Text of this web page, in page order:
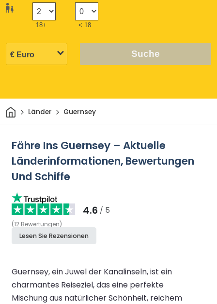
18+ < 18
Suche
HeimLänder Guernsey
Fähre Ins Guernsey – Aktuelle
Länderinformationen, Bewertungen
Und Schiffe
4.6 / 5
(12 Bewertungen)
Lesen Sie Rezensionen
Guernsey, ein Juwel der Kanalinseln, ist ein
charmantes Reiseziel, das eine perfekte
Mischung aus natürlicher Schönheit, reichem